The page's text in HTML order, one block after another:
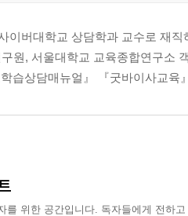
습상담
상담 프로그램의 개발
관리
이버대학교 상담학과 교수로 재
원, 서울대학교 교육종합연구소
습상담매뉴얼』 『굿바이사교육
를 위한 공간입니다. 독자들에게 전하